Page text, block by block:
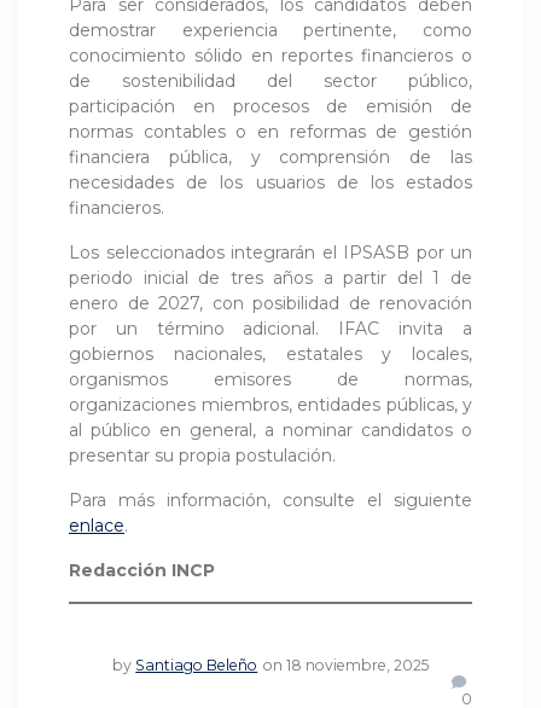
Para ser considerados, los candidatos deben
demostrar experiencia pertinente, como
conocimiento sólido en reportes financieros o
de sostenibilidad del sector público,
participación en procesos de emisión de
normas contables o en reformas de gestión
financiera pública, y comprensión de las
necesidades de los usuarios de los estados
financieros.
Los seleccionados integrarán el IPSASB por un
periodo inicial de tres años a partir del 1 de
enero de 2027, con posibilidad de renovación
por un término adicional. IFAC invita a
gobiernos nacionales, estatales y locales,
organismos emisores de normas,
organizaciones miembros, entidades públicas, y
al público en general, a nominar candidatos o
presentar su propia postulación.
Para más información, consulte el siguiente
enlace.
Redacción INCP
by Santiago Beleño on 18 noviembre, 2025
0